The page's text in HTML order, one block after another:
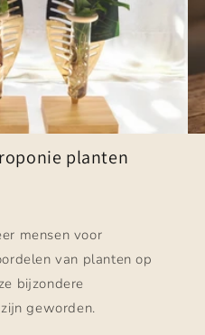
planten
mensen voor
van planten op
bijzondere
geworden.